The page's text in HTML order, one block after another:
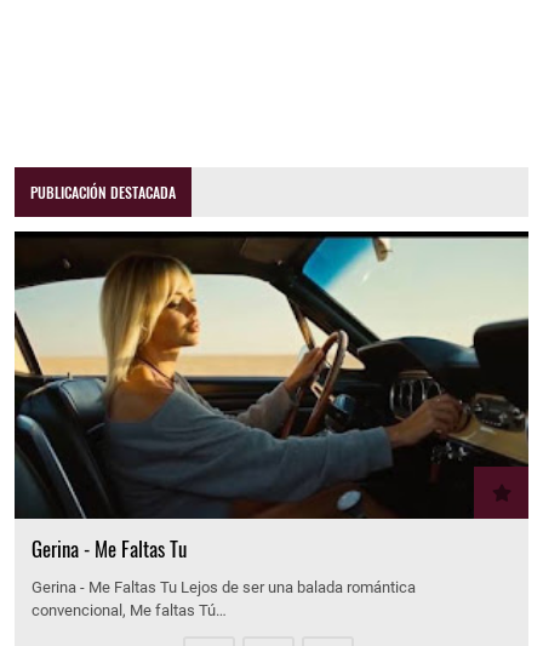
PUBLICACIÓN DESTACADA
Gerina - Me Faltas Tu
Gerina - Me Faltas Tu Lejos de ser una balada romántica
convencional, Me faltas Tú…